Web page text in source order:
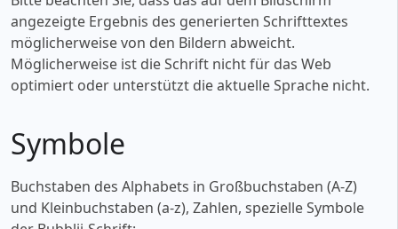
angezeigte Ergebnis des generierten Schrifttextes
möglicherweise von den Bildern abweicht.
Möglicherweise ist die Schrift nicht für das Web
optimiert oder unterstützt die aktuelle Sprache nicht.
Symbole
Buchstaben des Alphabets in Großbuchstaben (A-Z)
und Kleinbuchstaben (a-z), Zahlen, spezielle Symbole